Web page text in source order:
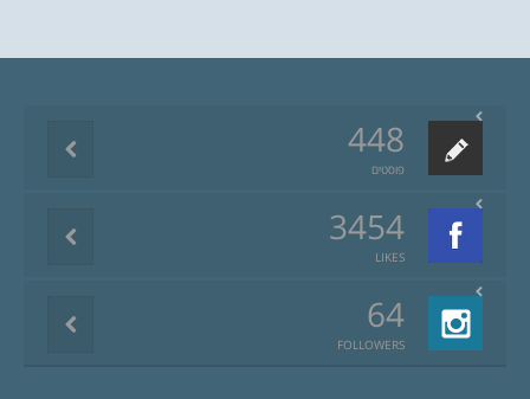
448
פוסטים
3454
LIKES
64
FOLLOWERS